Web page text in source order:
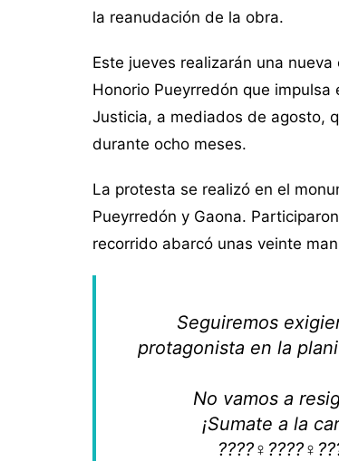
la reanudación de la obra.
Este jueves realizarán una
Honorio Pueyrredón que
Justicia, a mediados de agosto,
durante ocho meses.
La protesta se realizó en el
Pueyrredón y Gaona.
recorrido abarcó unas veinte
Seguiremos
protagonista en la
No vamos a
¡Sumate a la